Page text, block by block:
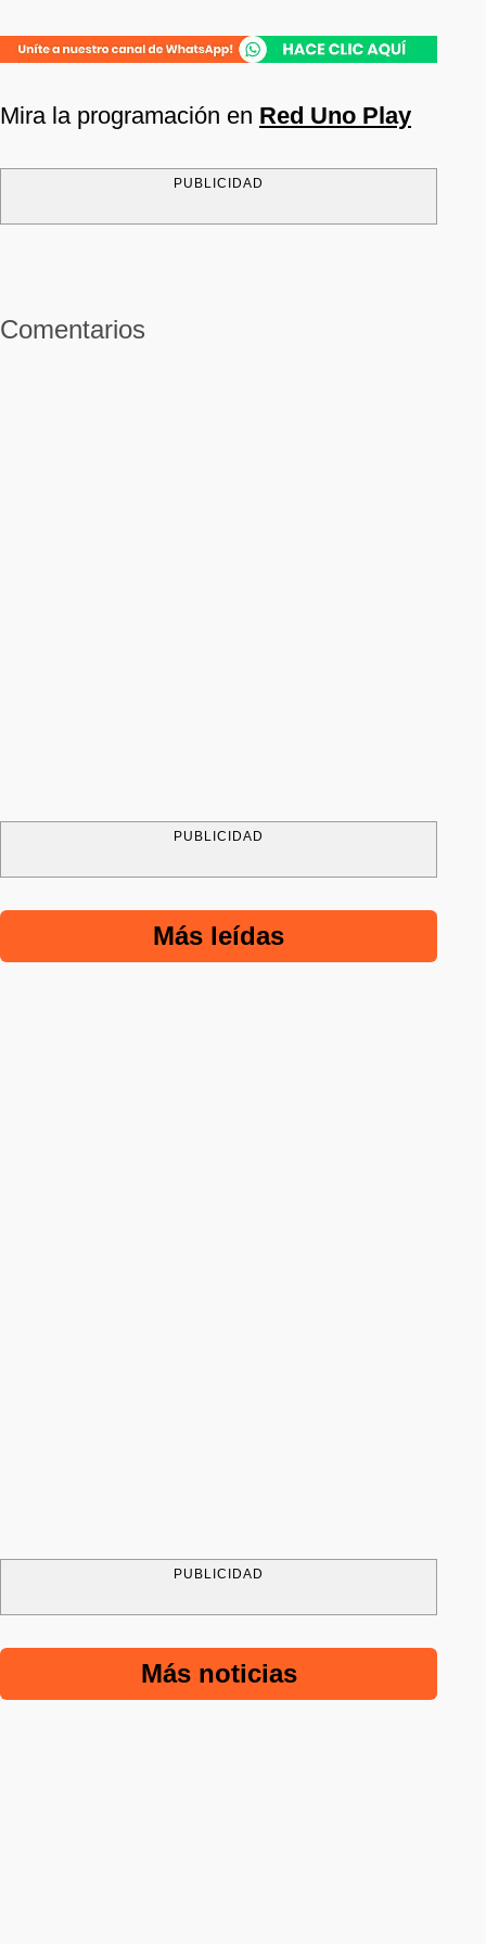
Mira la programación en Red Uno Play
PUBLICIDAD
Comentarios
PUBLICIDAD
Más leídas
PUBLICIDAD
Más noticias